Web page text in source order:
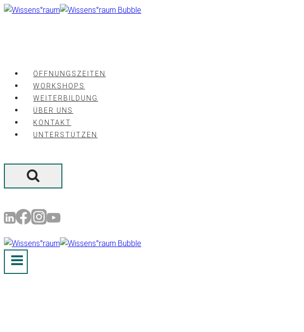
Zum
ÖFFNUNGSZEITEN
WORKSHOPS
WEITERBILDUNG
ÜBER UNS
KONTAKT
UNTERSTÜTZEN